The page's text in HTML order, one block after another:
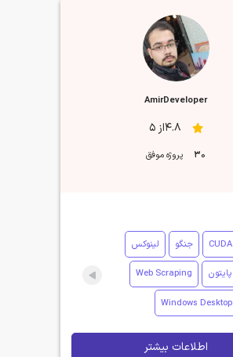
AmirDeveloper
4.8از 5
30 پروژه موفق
CUDA جنگو لینوکس
پایتون Web Scraping
Windows Desktop
اطلاعات بیشتر